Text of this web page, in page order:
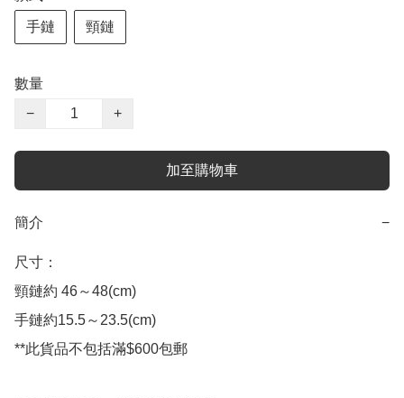
手鏈 頸鏈
數量
−
+
加至購物車
簡介 −
尺寸：
頸鏈約 46～48(cm)
手鏈約15.5～23.5(cm)
**此貨品不包括滿$600包郵